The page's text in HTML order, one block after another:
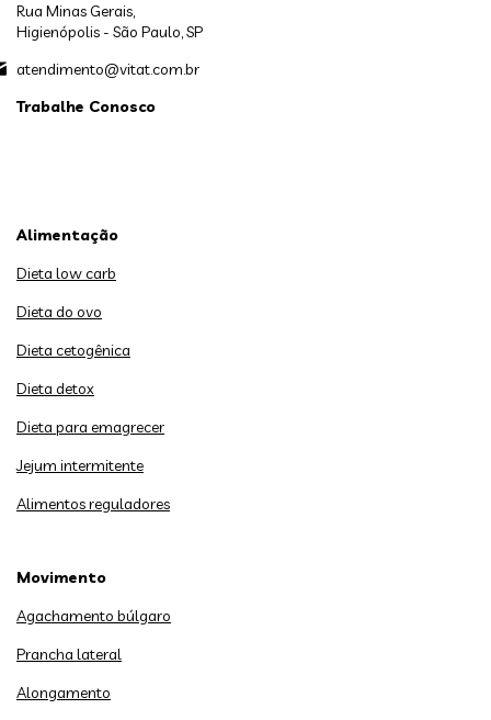
Rua Minas Gerais,
Higienópolis - São Paulo, SP
atendimento@vitat.com.br
Trabalhe Conosco
Alimentação
Dieta low carb
Dieta do ovo
Dieta cetogênica
Dieta detox
Dieta para emagrecer
Jejum intermitente
Alimentos reguladores
Movimento
Agachamento búlgaro
Prancha lateral
Alongamento